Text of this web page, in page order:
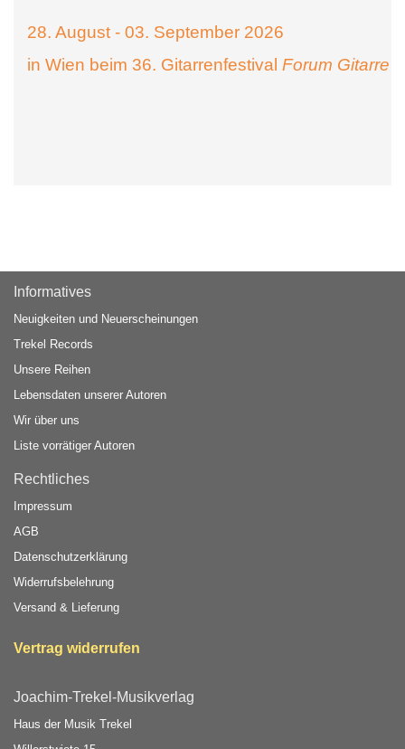
28. August - 03. September 2026
in Wien beim 36. Gitarrenfestival Forum Gitarre
Informatives
Neuigkeiten und Neuerscheinungen
Trekel Records
Unsere Reihen
Lebensdaten unserer Autoren
Wir über uns
Liste vorrätiger Autoren
Rechtliches
Impressum
AGB
Datenschutzerklärung
Widerrufsbelehrung
Versand & Lieferung
Vertrag widerrufen
Joachim-Trekel-Musikverlag
Haus der Musik Trekel